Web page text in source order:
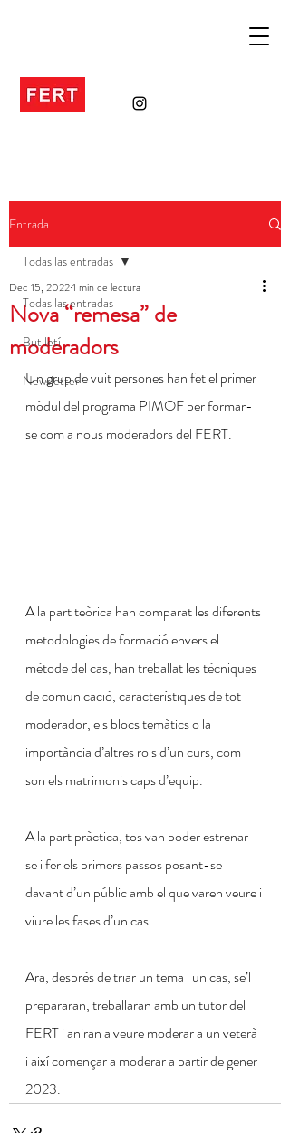
Entrada
Todas las entradas
Butlletí
Newsletter
Todas las entradas
Nova “remesa” de
moderadors
Dec 15, 20221 min de lectura
Un grup de vuit persones han fet el primer
mòdul del programa PIMOF per formar-
se com a nous moderadors del FERT.
A la part teòrica han comparat les diferents
metodologies de formació envers el
mètode del cas, han treballat les tècniques
de comunicació, característiques de tot
moderador, els blocs temàtics o la
importància d’altres rols d’un curs, com
son els matrimonis caps d’equip.
A la part pràctica, tos van poder estrenar-
se i fer els primers passos posant-se
davant d’un públic amb el que varen veure i
viure les fases d’un cas.
Ara, després de triar un tema i un cas, se’l
prepararan, treballaran amb un tutor del
FERT i aniran a veure moderar a un veterà
i així començar a moderar a partir de gener
2023.